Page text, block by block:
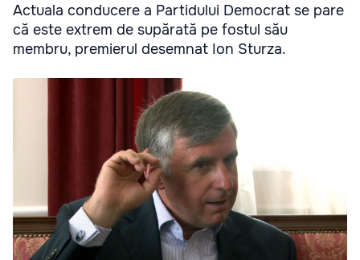
Actuala conducere a Partidului Democrat se pare
că este extrem de supărată pe fostul său
membru, premierul desemnat Ion Sturza.